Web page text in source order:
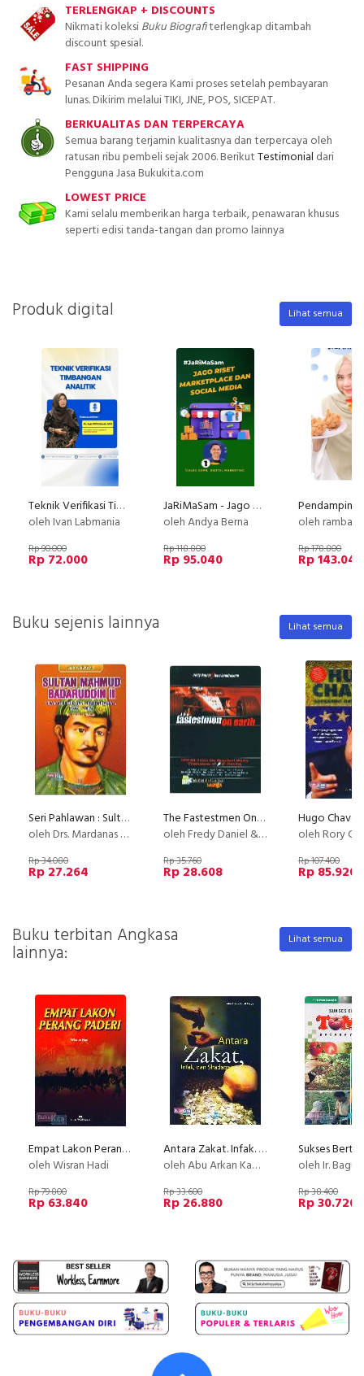
TERLENGKAP + DISCOUNTS
Nikmati koleksiBuku Biografiterlengkap ditambah
discount spesial.
FAST SHIPPING
Pesanan Anda segera Kami proses setelah pembayaran
lunas. Dikirim melalui TIKI, JNE, POS, SICEPAT.
BERKUALITAS DAN TERPERCAYA
Semua barang terjamin kualitasnya dan terpercaya oleh
ratusan ribu pembeli sejak 2006. BerikutTestimonial dari
Pengguna Jasa Bukukita.com
LOWEST PRICE
Kami selalu memberikan harga terbaik, penawaran khusus
seperti edisi tanda-tangan dan promo lainnya
Produk digital Lihat semua
Teknik Verifikasi Timbangan Analitik
oleh Ivan Labmania
Rp 90.000
Rp 72.000
JaRiMaSam - Jago Riset Marketplace dan Social Media
oleh Andya Berna
Rp 118.800
Rp 95.040
oleh rambat
Rp 178.800
Rp 143.040
Buku sejenis lainnya Lihat semua
Seri Pahlawan : Sultan Mahmud Badaruddin II - Riwayat Hidup dan Perjuangannya (1767-1852)
oleh Drs. Mardanas Satwan
Rp 34.080
Rp 27.264
The Fastestmen On Earth (Stories From The Greatest World Champions of F1 Racing)
oleh Fredy Daniel & Tony Hendroyono
Rp 35.760
Rp 28.608
oleh Rory
Rp 107.400
Rp 85.920
Buku terbitan Angkasa
lainnya:
Lihat semua
Empat Lakon Perang Paderi
oleh Wisran Hadi
Rp 79.800
Rp 63.840
Antara Zakat. Infak. dan Shadaqah
oleh Abu Arkan Kamil Ataya
Rp 33.600
Rp 26.880
oleh Ir. Bagus
Rp 38.400
Rp 30.720